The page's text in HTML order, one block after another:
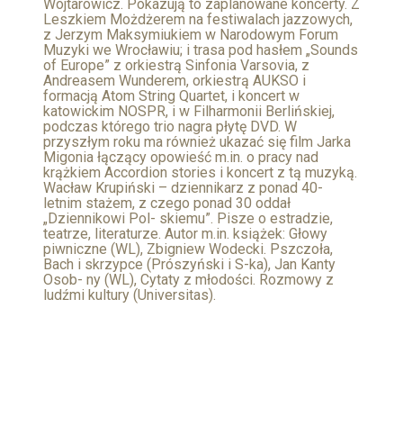
Wojtarowicz. Pokazują to zaplanowane koncerty. Z
Leszkiem Możdżerem na festiwalach jazzowych,
z Jerzym Maksymiukiem w Narodowym Forum
Muzyki we Wrocławiu; i trasa pod hasłem „Sounds
of Europe” z orkiestrą Sinfonia Varsovia, z
Andreasem Wunderem, orkiestrą AUKSO i
formacją Atom String Quartet, i koncert w
katowickim NOSPR, i w Filharmonii Berlińskiej,
podczas którego trio nagra płytę DVD. W
przyszłym roku ma również ukazać się film Jarka
Migonia łączący opowieść m.in. o pracy nad
krążkiem Accordion stories i koncert z tą muzyką.
Wacław Krupiński – dziennikarz z ponad 40-
letnim stażem, z czego ponad 30 oddał
„Dziennikowi Pol- skiemu”. Pisze o estradzie,
teatrze, literaturze. Autor m.in. książek: Głowy
piwniczne (WL), Zbigniew Wodecki. Pszczoła,
Bach i skrzypce (Prószyński i S-ka), Jan Kanty
Osob- ny (WL), Cytaty z młodości. Rozmowy z
ludźmi kultury (Universitas).